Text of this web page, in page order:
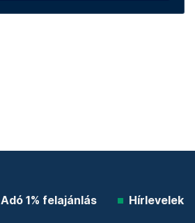
Adó 1% felajánlás Hírlevelek